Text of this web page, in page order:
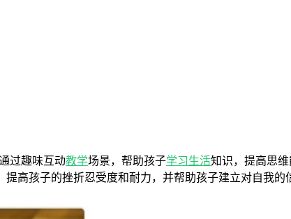
过趣味互动教学场景，帮助孩子学习生活知识，提高思
高孩子的挫折忍受度和耐力，并帮助孩子建立对自我的